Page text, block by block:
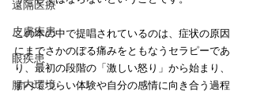
遠隔医療
皮膚疾患
眼疾患
腸内環境
この本の中で提唱されているのは、症状の原因
にまでさかのぼる痛みをともなうセラピーであ
り、最初の段階の「激しい怒り」から始まり、
すべてつらい体験や自分の感情に向き合う過程